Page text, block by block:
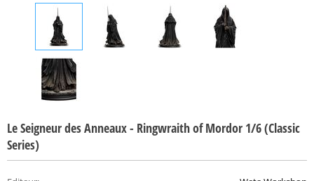
Le Seigneur des Anneaux - Ringwraith of Mordor 1/6 (Classic
Series)